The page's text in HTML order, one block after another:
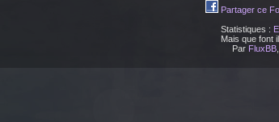
Partager ce
Statistiques :
Mais que font
Par FluxBB